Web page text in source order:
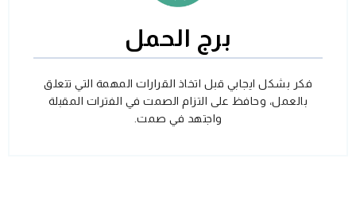
برج الحمل
فكر بشكل ايجابي قبل اتخاذ القرارات المهمة التي تتعلق
بالعمل، وحافظ على التزام الصمت في الفترات المقبلة
واجتهد في صمت.